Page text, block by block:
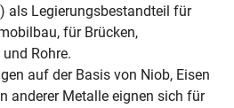
als Legierungsbestandteil für
für Brücken,
Rohre.
auf der Basis von Niob, Eisen
anderer Metalle eignen sich für